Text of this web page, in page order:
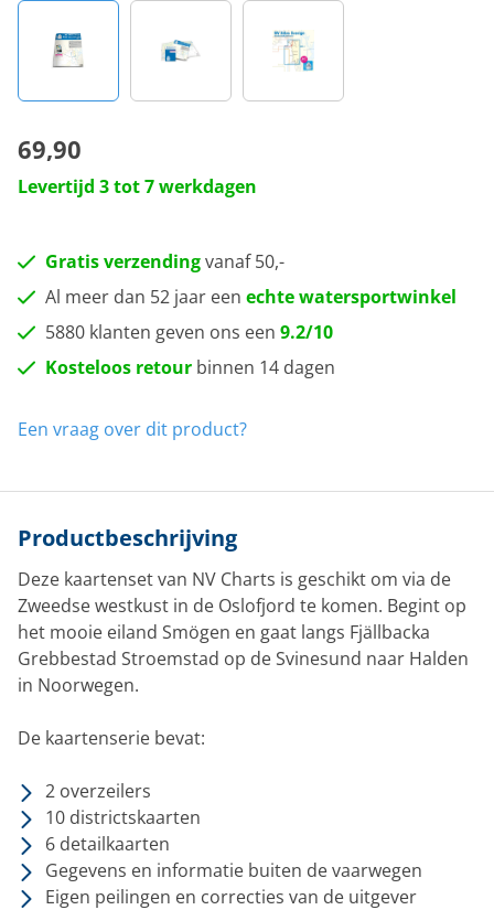
69,90
Levertijd 3 tot 7 werkdagen
Gratis verzendingvanaf 50,-
Al meer dan 52 jaar een echte watersportwinkel
5880 klanten geven ons een 9.2/10
Kosteloos retour binnen 14 dagen
Een vraag over dit product?
Productbeschrijving
Deze kaartenset van NV Charts is geschikt om via de
Zweedse westkust in de Oslofjord te komen. Begint op
het mooie eiland Smögen en gaat langs Fjällbacka
Grebbestad Stroemstad op de Svinesund naar Halden
in Noorwegen.
De kaartenserie bevat:
2 overzeilers
10 districtskaarten
6 detailkaarten
Gegevens en informatie buiten de vaarwegen
Eigen peilingen en correcties van de uitgever